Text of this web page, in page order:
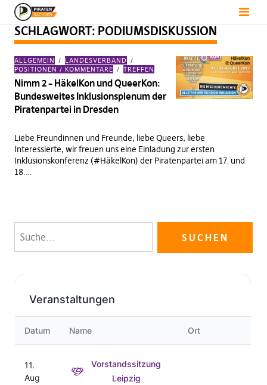
SCHLAGWORT: PODIUMSDISKUSSION
ALLGEMEIN
LANDESVERBAND
POSITIONEN / KOMMENTARE
TREFFEN
Nimm 2 – HäkelKon und QueerKon:
Bundesweites Inklusionsplenum der
Piratenpartei in Dresden
Liebe Freundinnen und Freunde, liebe Queers, liebe
Interessierte, wir freuen uns eine Einladung zur ersten
Inklusionskonferenz (#HäkelKon) der Piratenpartei am 17. und
18.…